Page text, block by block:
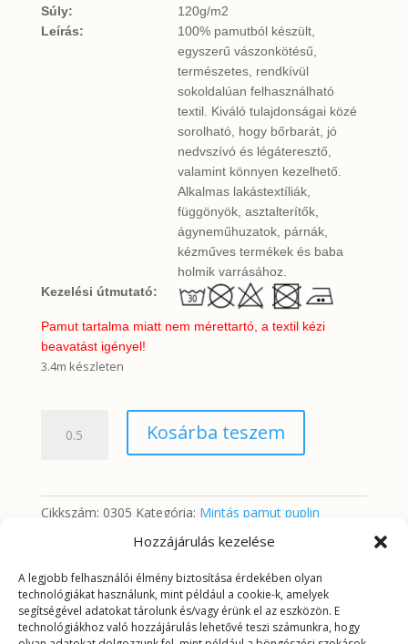
Hozzájárulás kezelése
A legjobb felhasználói élmény biztosítása érdekében olyan
technológiákat használunk, mint például a cookie-k, amelyek
segítségével adatokat tárolunk és/vagy érünk el az eszközön. E
technológiákhoz való hozzájárulás lehetővé teszi számunkra, hogy
Súly:
120g/m2
Leírás:
100% pamutból készült,
egyszerű vászonkötésű,
természetes, rendkívül
sokoldalúan felhasználható
textil. Kiváló tulajdonságai közé
sorolható, hogy bőrbarát, jó
nedvszívó és légáteresztő,
valamint könnyen kezelhető.
Alkalmas lakástextíliák,
függönyök, asztalterítők,
ágyneműhuzatok, párnák,
kézműves termékek és baba
holmik varrásához.
Kezelési útmutató:
Pamut tartalma miatt nem mérettartó, a textil kézi
beavatást igényel!
3.4m készleten
rózsaszín
fehér
Kosárba teszem
Cikkszám: 0305 Kategória: Mintás pamut puplin
További információk